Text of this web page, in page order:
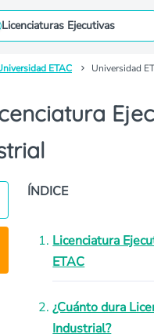
Licenciaturas Ejecutivas
ETAC Universidad
ÍNDICE
Licenciatura
ETAC
¿Cuánto dura
Industrial?